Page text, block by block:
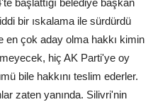
başlattığı belediye başkan
bir ıskalama ile sürdürdü
çok aday olma hakkı kimin
hiç AK Parti'ye oy
bile hakkını teslim ederler.
zaten yanında. Silivri'nin